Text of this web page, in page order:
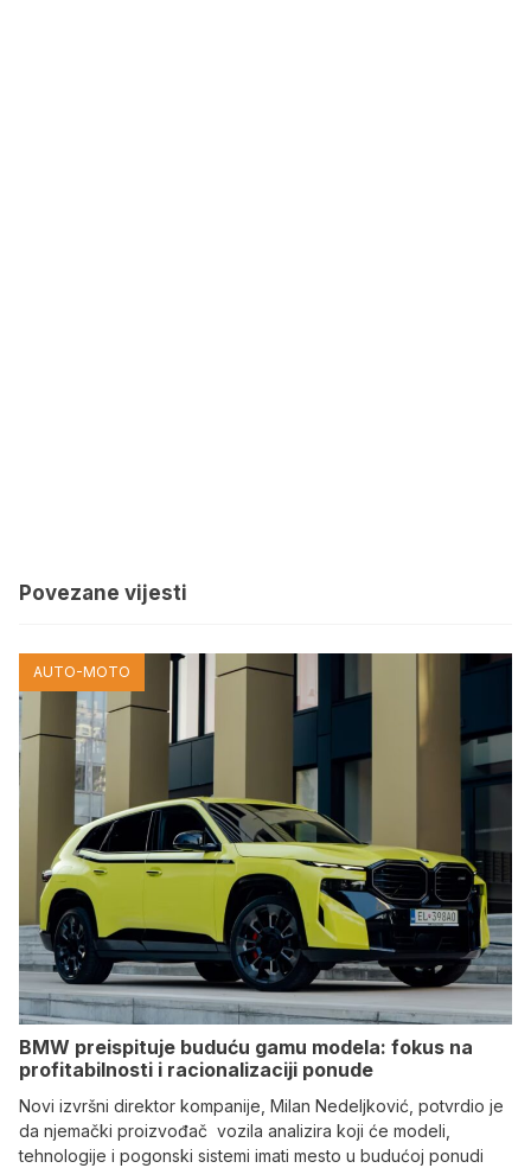
Povezane vijesti
AUTO-MOTO
BMW preispituje buduću gamu modela: fokus na
profitabilnosti i racionalizaciji ponude
Novi izvršni direktor kompanije, Milan Nedeljković, potvrdio je
da njemački proizvođač vozila analizira koji će modeli,
tehnologije i pogonski sistemi imati mesto u budućoj ponudi